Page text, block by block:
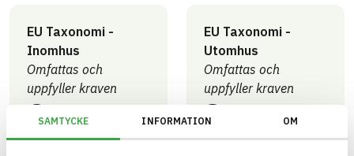
SAMTYCKE INFORMATION OM
EU Taxonomi -
Inomhus
Omfattas och
uppfyller kraven
0artiklar
EU Taxonomi -
Utomhus
Omfattas och
uppfyller kraven
3